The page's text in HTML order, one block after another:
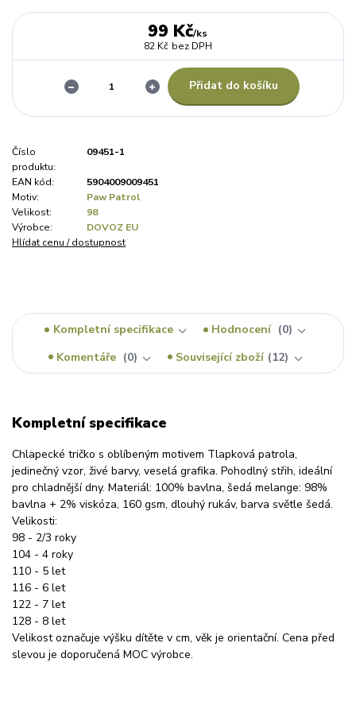
99 Kč/ks
82 Kč bez DPH
Přidat do košíku
Číslo
produktu:
09451-1
EAN kód:
5904009009451
Motiv:
Paw Patrol
Velikost:
98
Výrobce:
DOVOZ EU
Hlídat cenu / dostupnost
Kompletní specifikace Hodnocení
0
Komentáře
0 Související zboží 12
Kompletní specifikace
Chlapecké tričko s oblíbeným motivem Tlapková patrola,
jedinečný vzor, živé barvy, veselá grafika. Pohodlný střih, ideální
pro chladnější dny. Materiál: 100% bavlna, šedá melange: 98%
bavlna + 2% viskóza, 160 gsm, dlouhý rukáv, barva světle šedá.
Velikosti:
98 - 2/3 roky
104 - 4 roky
110 - 5 let
116 - 6 let
122 - 7 let
128 - 8 let
Velikost označuje výšku dítěte v cm, věk je orientační. Cena před
slevou je doporučená MOC výrobce.